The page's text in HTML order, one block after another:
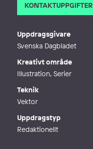
KONTAKTUPPGIFTER
Uppdragsgivare
Svenska Dagbladet
Kreativt område
Illustration, Serier
Teknik
Vektor
Uppdragstyp
Redaktionellt